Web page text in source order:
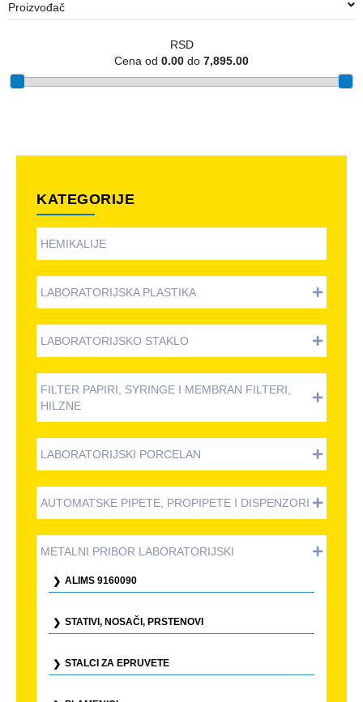
Proizvođač
RSD
Cena od 0.00 do 7,895.00
KATEGORIJE
HEMIKALIJE
LABORATORIJSKA PLASTIKA
LABORATORIJSKO STAKLO
FILTER PAPIRI, SYRINGE I MEMBRAN FILTERI,
HILZNE
LABORATORIJSKI PORCELAN
AUTOMATSKE PIPETE, PROPIPETE I DISPENZORI
METALNI PRIBOR LABORATORIJSKI
ALIMS 9160090
STATIVI, NOSAČI, PRSTENOVI
STALCI ZA EPRUVETE